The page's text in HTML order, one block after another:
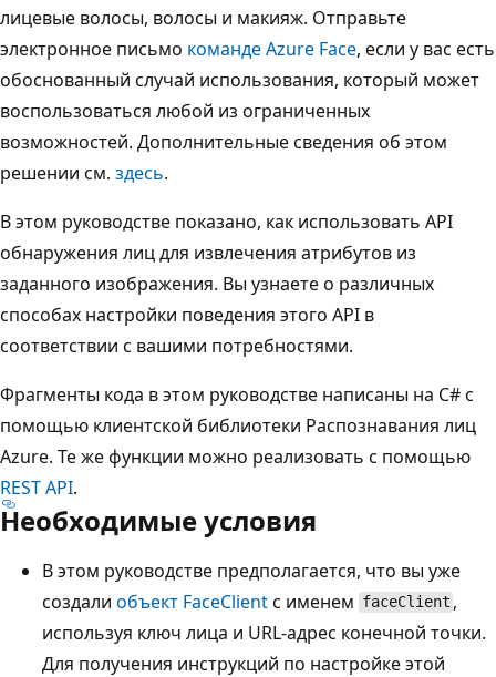
лицевые волосы, волосы и макияж. Отправьте
электронное письмо команде Azure Face, если у вас есть
обоснованный случай использования, который может
воспользоваться любой из ограниченных
возможностей. Дополнительные сведения об этом
решении см. здесь.
В этом руководстве показано, как использовать API
обнаружения лиц для извлечения атрибутов из
заданного изображения. Вы узнаете о различных
способах настройки поведения этого API в
соответствии с вашими потребностями.
Фрагменты кода в этом руководстве написаны на C# с
помощью клиентской библиотеки Распознавания лиц
Azure. Те же функции можно реализовать с помощью
REST API.
Необходимые условия
В этом руководстве предполагается, что вы уже
создали объект FaceClientс именем faceClient ,
используя ключ лица и URL-адрес конечной точки.
Для получения инструкций по настройке этой